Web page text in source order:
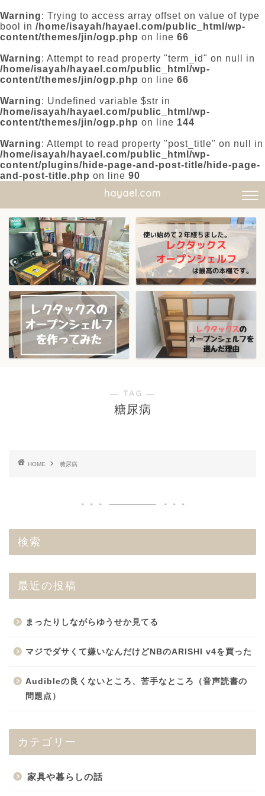
Warning: Trying to access array offset on value of type
bool in /home/isayah/hayael.com/public_html/wp-
content/themes/jin/ogp.php on line 66
Warning: Attempt to read property "term_id" on null in
/home/isayah/hayael.com/public_html/wp-
content/themes/jin/ogp.php on line 66
Warning: Undefined variable $str in
/home/isayah/hayael.com/public_html/wp-
content/themes/jin/ogp.php on line 144
Warning: Attempt to read property "post_title" on null in
/home/isayah/hayael.com/public_html/wp-
content/plugins/hide-page-and-post-title/hide-page-
and-post-title.php on line 90
hayael.com
― TAG ―
糖尿病
HOME 糖尿病
検索
最近の投稿
まったりしながらゆうせか見てる
マジでダサくて嫌いなんだけどNBのARISHI v4を買った
Audibleの良くないところ、苦手なところ（音声読書の
問題点）
カテゴリー
家具や暮らしの話